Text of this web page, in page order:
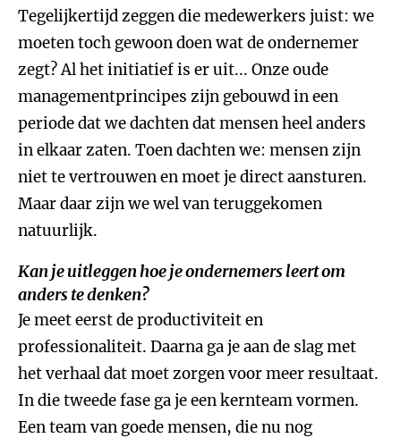
Tegelijkertijd zeggen die medewerkers juist: we
moeten toch gewoon doen wat de ondernemer
zegt? Al het initiatief is er uit... Onze oude
managementprincipes zijn gebouwd in een
periode dat we dachten dat mensen heel anders
in elkaar zaten. Toen dachten we: mensen zijn
niet te vertrouwen en moet je direct aansturen.
Maar daar zijn we wel van teruggekomen
natuurlijk.
Kan je uitleggen hoe je ondernemers leert om
anders te denken?
Je meet eerst de productiviteit en
professionaliteit. Daarna ga je aan de slag met
het verhaal dat moet zorgen voor meer resultaat.
In die tweede fase ga je een kernteam vormen.
Een team van goede mensen, die nu nog